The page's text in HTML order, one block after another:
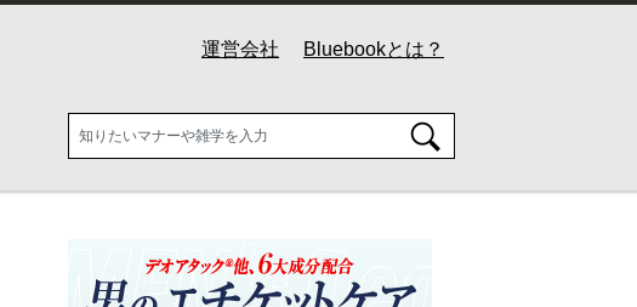
Bluebookとは？
運営会社